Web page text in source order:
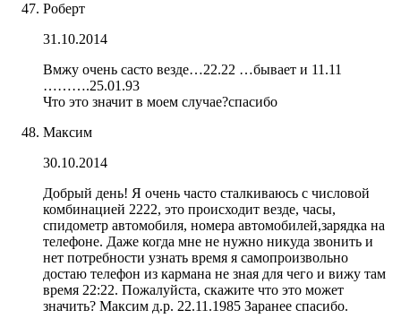
Роберт
31.10.2014
Вмжу очень састо везде…22.22 …бывает и 11.11
……….25.01.93
Что это значит в моем случае?спасибо
Максим
30.10.2014
Добрый день! Я очень часто сталкиваюсь с числовой
комбинацией 2222, это происходит везде, часы,
спидометр автомобиля, номера автомобилей,зарядка на
телефоне. Даже когда мне не нужно никуда звонить и
нет потребности узнать время я самопроизвольно
достаю телефон из кармана не зная для чего и вижу там
время 22:22. Пожалуйста, скажите что это может
значить? Максим д.р. 22.11.1985 Заранее спасибо.